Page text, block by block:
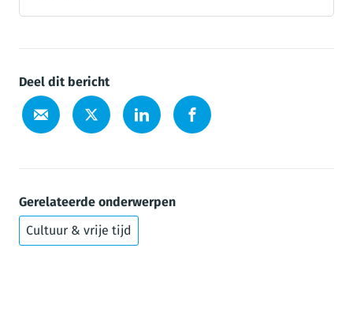
Deel dit bericht
Gerelateerde onderwerpen
Cultuur & vrije tijd